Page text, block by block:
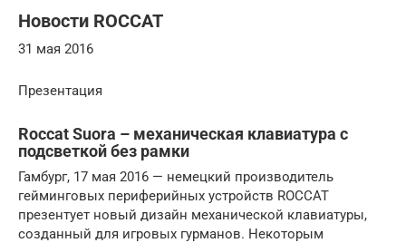
Новости ROCCAT
31 мая 2016
Презентация
Roccat Suora – механическая клавиатура с
подсветкой без рамки
Гамбург, 17 мая 2016 — немецкий производитель
гейминговых периферийных устройств ROCCAT
презентует новый дизайн механической клавиатуры,
созданный для игровых гурманов. Некоторым